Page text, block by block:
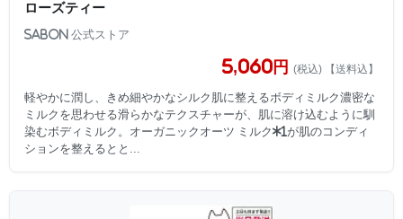
ローズティー
SABON 公式ストア
5,060円 (税込) 【送料込】
軽やかに潤し、きめ細やかなシルク肌に整えるボディミルク濃密な
ミルクを思わせる滑らかなテクスチャーが、肌に溶け込むように馴
染むボディミルク。オーガニックオーツ ミルク*1が肌のコンディ
ションを整えるとと...